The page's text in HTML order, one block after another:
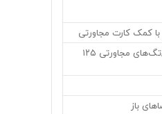
کمک کارت مجاورتی
• پشتیبانی از کارت‌ها/تگ‌های مجاورتی ۱۲۵
باز